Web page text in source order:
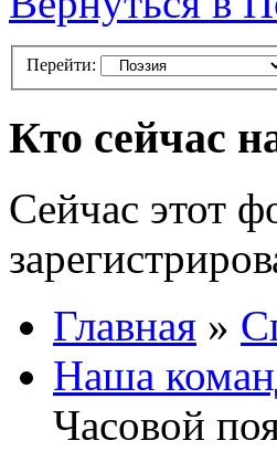
Перейти:
Кто сейчас
Сейчас этот
Главная »
Наша
Часовой